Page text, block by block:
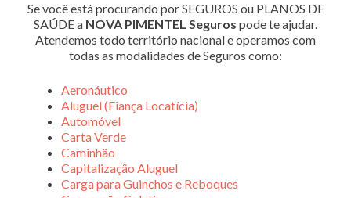
Se você está procurando por SEGUROS ou PLANOS DE
SAÚDE a NOVA PIMENTEL Seguros pode te ajudar.
Atendemos todo território nacional e operamos com
todas as modalidades de Seguros como:
Aeronáutico
Aluguel (Fiança Locatícia)
Automóvel
Carta Verde
Caminhão
Capitalização Aluguel
Carga para Guinchos e Reboques